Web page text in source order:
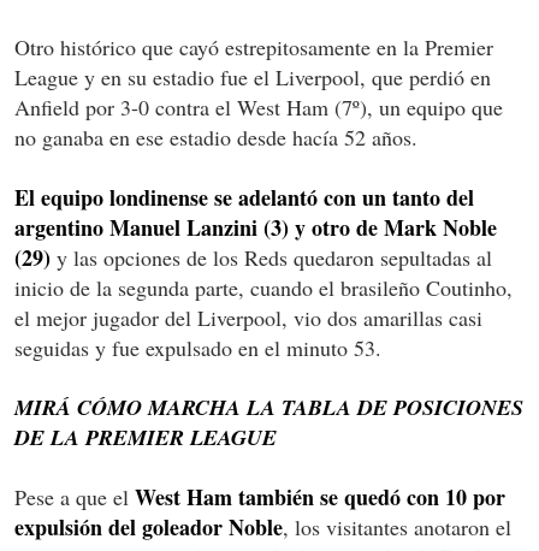
Otro histórico que cayó estrepitosamente en la Premier
League y en su estadio fue el Liverpool, que perdió en
Anfield por 3-0 contra el West Ham (7º), un equipo que
no ganaba en ese estadio desde hacía 52 años.
El equipo londinense se adelantó con un tanto del
argentino Manuel Lanzini (3) y otro de Mark Noble
(29) y las opciones de los Reds quedaron sepultadas al
inicio de la segunda parte, cuando el brasileño Coutinho,
el mejor jugador del Liverpool, vio dos amarillas casi
seguidas y fue expulsado en el minuto 53.
MIRÁ CÓMO MARCHA LA TABLA DE POSICIONES
DE LA PREMIER LEAGUE
Pese a que el West Ham también se quedó con 10 por
expulsión del goleador Noble, los visitantes anotaron el